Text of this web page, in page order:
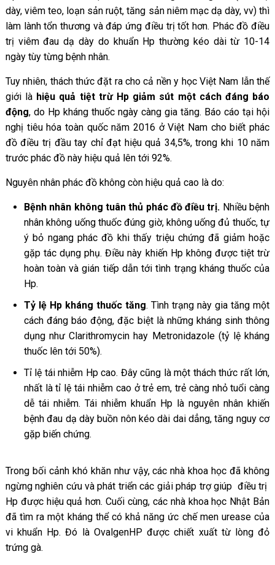
dày, viêm teo, loạn sản ruột, tăng sản niêm mạc dạ dày, vv) thì
làm lành tổn thương và đáp ứng điều trị tốt hơn. Phác đồ điều
trị viêm đau dạ dày do khuẩn Hp thường kéo dài từ 10-14
ngày tùy từng bệnh nhân.
Tuy nhiên, thách thức đặt ra cho cả nền y học Việt Nam lẫn thế
giới là hiệu quả tiệt trừ Hp giảm sút một cách đáng báo
động, do Hp kháng thuốc ngày càng gia tăng. Báo cáo tại hội
nghị tiêu hóa toàn quốc năm 2016 ở Việt Nam cho biết phác
đồ điều trị đầu tay chỉ đạt hiệu quả 34,5%, trong khi 10 năm
trước phác đồ này hiệu quả lên tới 92%.
Nguyên nhân phác đồ không còn hiệu quả cao là do:
Bệnh nhân không tuân thủ phác đồ điều trị. Nhiều bệnh
nhân không uống thuốc đúng giờ, không uống đủ thuốc, tự
ý bỏ ngang phác đồ khi thấy triệu chứng đã giảm hoặc
gặp tác dụng phụ. Điều này khiến Hp không được tiệt trừ
hoàn toàn và gián tiếp dẫn tới tình trạng kháng thuốc của
Hp.
Tỷ lệ Hp kháng thuốc tăng. Tình trạng này gia tăng một
cách đáng báo động, đặc biệt là những kháng sinh thông
dụng như Clarithromycin hay Metronidazole (tỷ lệ kháng
thuốc lên tới 50%).
Tỉ lệ tái nhiễm Hp cao. Đây cũng là một thách thức rất lớn,
nhất là tỉ lệ tái nhiễm cao ở trẻ em, trẻ càng nhỏ tuổi càng
dễ tái nhiễm. Tái nhiễm khuẩn Hp là nguyên nhân khiến
bệnh đau dạ dày buồn nôn kéo dài dai dẳng, tăng nguy cơ
gặp biến chứng.
Trong bối cảnh khó khăn như vậy, các nhà khoa học đã không
ngừng nghiên cứu và phát triển các giải pháp trợ giúp điều trị
Hp được hiệu quả hơn. Cuối cùng, các nhà khoa học Nhật Bản
đã tìm ra một kháng thể có khả năng ức chế men urease của
vi khuẩn Hp. Đó là OvalgenHP được chiết xuất từ lòng đỏ
trứng gà.